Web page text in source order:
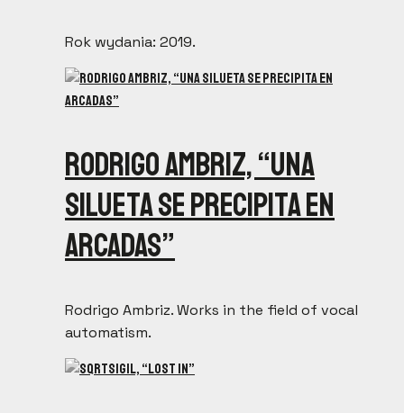
Rok wydania: 2019.
Rodrigo Ambriz, “Una
silueta se precipita en
arcadas”
Rodrigo Ambriz. Works in the field of vocal
automatism.